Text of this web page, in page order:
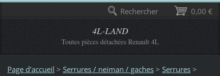
4L-LAND
Toutes pièces détachées Renault 4L
Page d'accueil > Serrures / neiman / gaches > Serrures >
0,00 €
Rechercher